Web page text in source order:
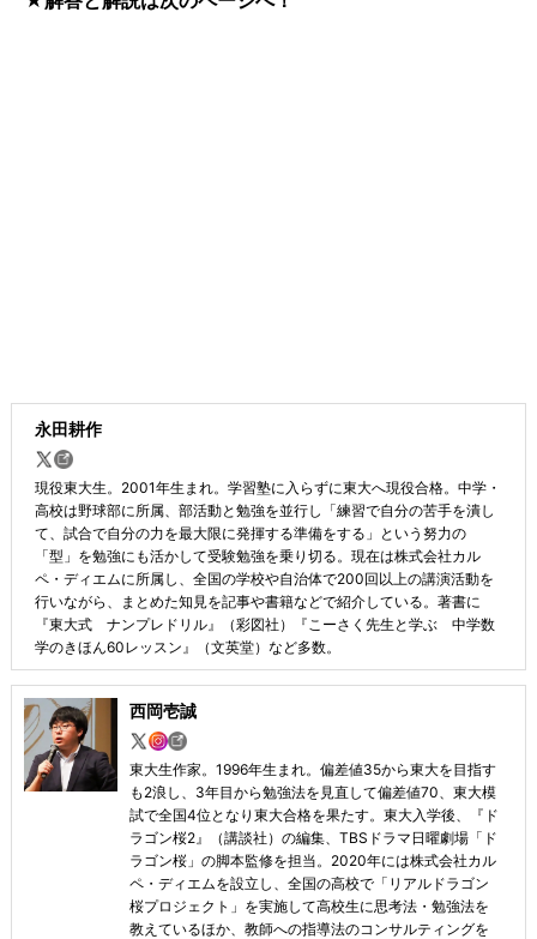
永田耕作
現役東大生。2001年生まれ。学習塾に入らずに東大へ現役合格。中学・
高校は野球部に所属、部活動と勉強を並行し「練習で自分の苦手を潰し
て、試合で自分の力を最大限に発揮する準備をする」という努力の
「型」を勉強にも活かして受験勉強を乗り切る。現在は株式会社カル
ペ・ディエムに所属し、全国の学校や自治体で200回以上の講演活動を
行いながら、まとめた知見を記事や書籍などで紹介している。著書に
『東大式 ナンプレドリル』（彩図社）『こーさく先生と学ぶ 中学数
学のきほん60レッスン』（文英堂）など多数。
西岡壱誠
東大生作家。1996年生まれ。偏差値35から東大を目指す
も2浪し、3年目から勉強法を見直して偏差値70、東大模
試で全国4位となり東大合格を果たす。東大入学後、『ド
ラゴン桜2』（講談社）の編集、TBSドラマ日曜劇場「ド
ラゴン桜」の脚本監修を担当。2020年には株式会社カル
ペ・ディエムを設立し、全国の高校で「リアルドラゴン
桜プロジェクト」を実施して高校生に思考法・勉強法を
教えているほか、教師への指導法のコンサルティングを